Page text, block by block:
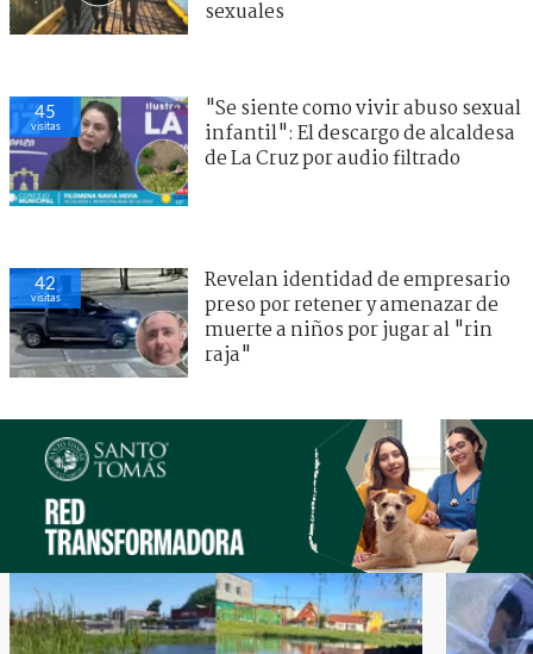
sexuales
45
visitas
"Se siente como vivir abuso sexual
infantil": El descargo de alcaldesa
de La Cruz por audio filtrado
42
visitas
Revelan identidad de empresario
preso por retener y amenazar de
muerte a niños por jugar al "rin
raja"